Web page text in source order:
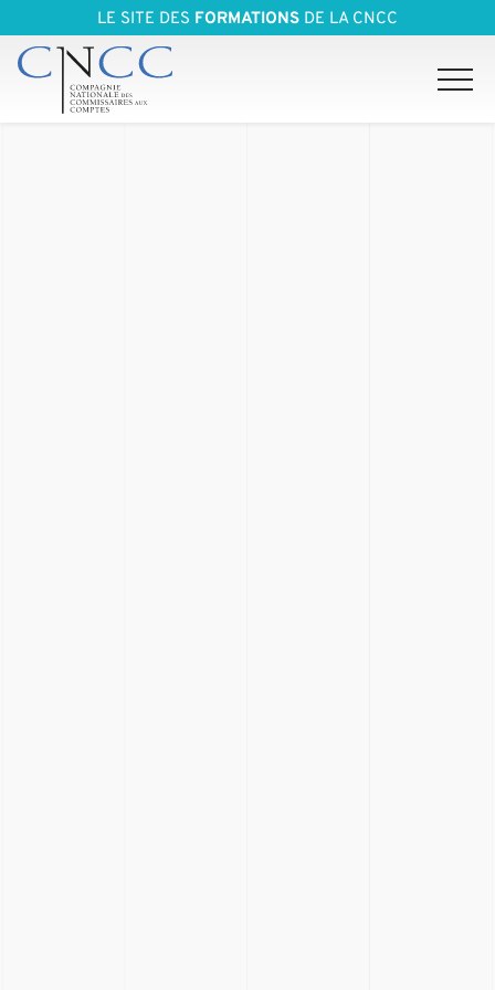
LE SITE DES FORMATIONS DE LA CNCC